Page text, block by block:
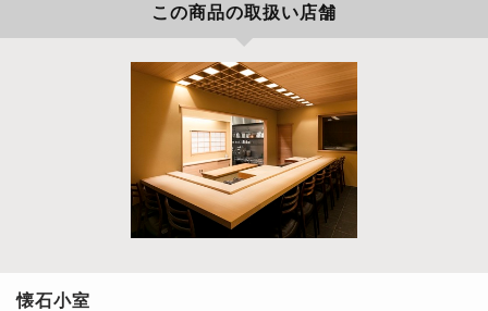
この商品の取扱い店舗
懐石小室